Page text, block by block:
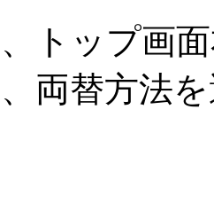
トップ画
両替方法